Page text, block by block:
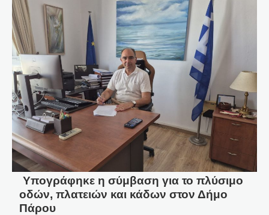
Υπογράφηκε η σύμβαση για το πλύσιμο
οδών, πλατειών και κάδων στον Δήμο
Πάρου